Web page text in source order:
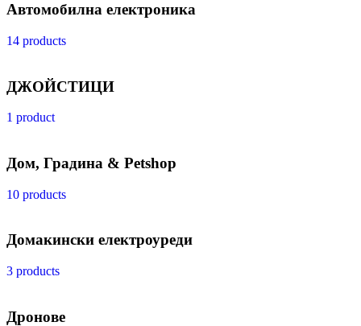
Автомобилна електроника
14 products
ДЖОЙСТИЦИ
1 product
Дом, Градина & Petshop
10 products
Домакински електроуреди
3 products
Дронове